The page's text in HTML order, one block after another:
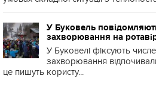
У Буковель
захворювання на
У Буковелі фіксують
захворювання
це пишуть користу...